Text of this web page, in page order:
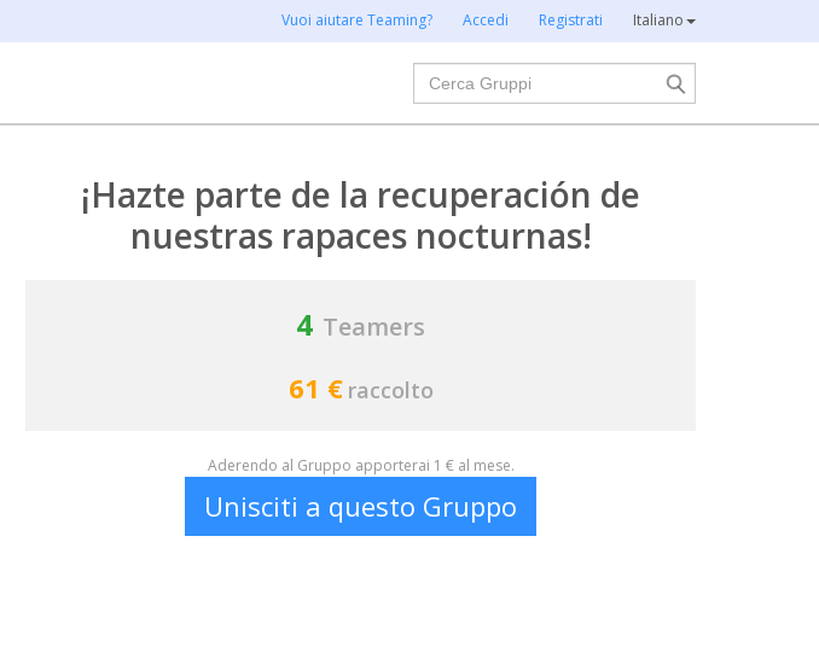
Vuoi aiutare Teaming? Accedi Registrati Italiano
Cerca
¡Hazte parte de la recuperación de
nuestras rapaces nocturnas!
4 Teamers
61 € raccolto
Aderendo al Gruppo apporterai 1 € al mese.
Unisciti a questo Gruppo